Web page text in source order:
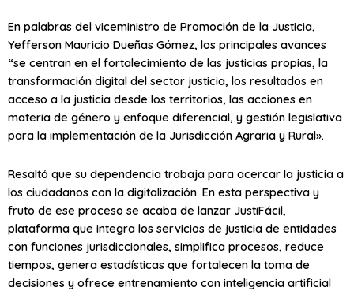
En palabras del viceministro de Promoción de la Justicia,
Yefferson Mauricio Dueñas Gómez, los principales avances
“se centran en el fortalecimiento de las justicias propias, la
transformación digital del sector justicia, los resultados en
acceso a la justicia desde los territorios, las acciones en
materia de género y enfoque diferencial, y gestión legislativa
para la implementación de la Jurisdicción Agraria y Rural».
Resaltó que su dependencia trabaja para acercar la justicia a
los ciudadanos con la digitalización. En esta perspectiva y
fruto de ese proceso se acaba de lanzar JustiFácil,
plataforma que integra los servicios de justicia de entidades
con funciones jurisdiccionales, simplifica procesos, reduce
tiempos, genera estadísticas que fortalecen la toma de
decisiones y ofrece entrenamiento con inteligencia artificial